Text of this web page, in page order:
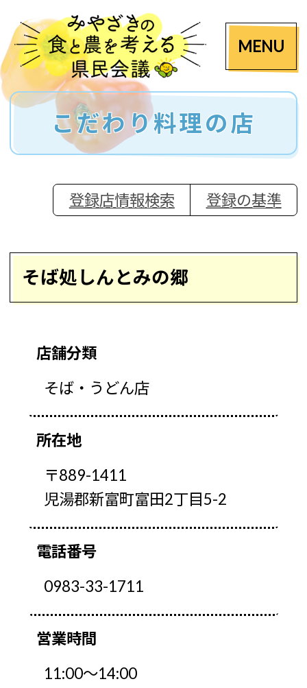
MENU
こだわり料理の店
登録店情報検索 登録の基準
そば処しんとみの郷
店舗分類
そば・うどん店
所在地
〒889-1411
児湯郡新富町富田2丁目5-2
電話番号
0983-33-1711
営業時間
11:00～14:00